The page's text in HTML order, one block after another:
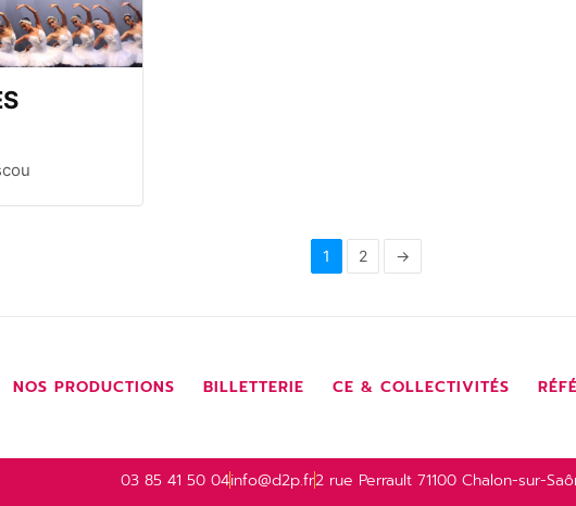
1 2 →
NOS PRODUCTIONS BILLETTERIE CE & COLLECTIVITÉS
03 85 41 50 04info@d2p.fr2 rue Perrault 71100 Chalon-sur-